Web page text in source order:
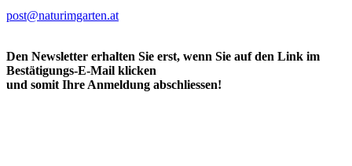
post@naturimgarten.at
Den Newsletter erhalten Sie erst, wenn Sie auf den Link im
Bestätigungs-E-Mail klicken
und somit Ihre Anmeldung abschliessen!